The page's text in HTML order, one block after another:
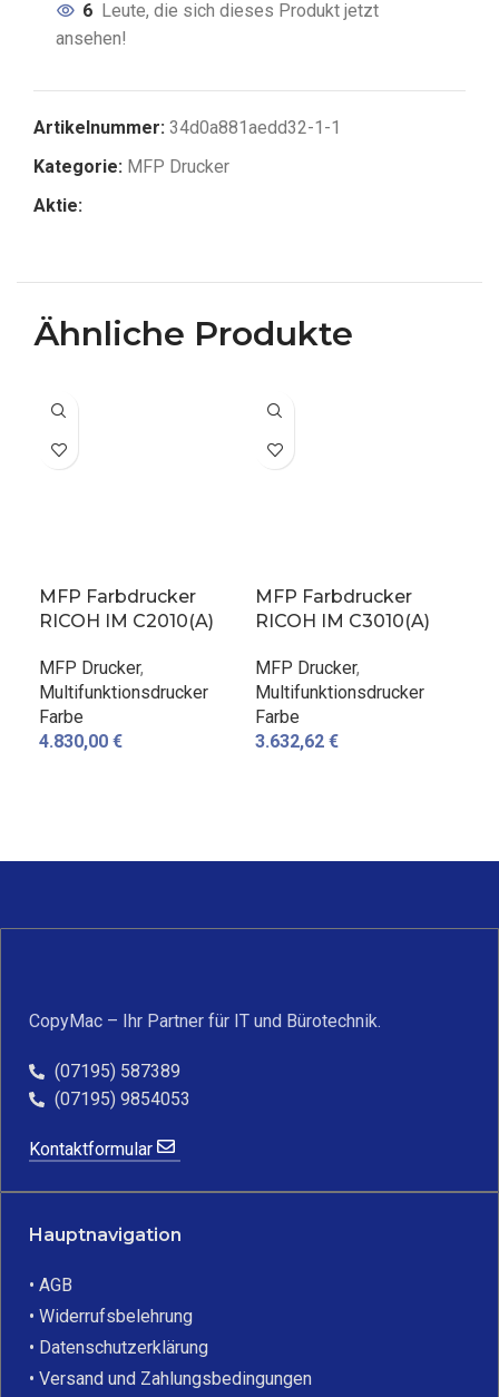
6 Leute, die sich dieses Produkt jetzt
ansehen!
Artikelnummer: 34d0a881aedd32-1-1
Kategorie: MFP Drucker
Aktie:
Ähnliche Produkte
MFP Farbdrucker
RICOH IM C2010(A)
MFP Drucker,
Multifunktionsdrucker
Farbe
4.830,00 €
MFP Farbdrucker
RICOH IM C3010(A)
MFP Drucker,
Multifunktionsdrucker
Farbe
3.632,62 €
CopyMac – Ihr Partner für IT und Bürotechnik.
(07195) 587389
(07195) 9854053
Kontaktformular
Hauptnavigation
• AGB
• Widerrufsbelehrung
• Datenschutzerklärung
• Versand und Zahlungsbedingungen